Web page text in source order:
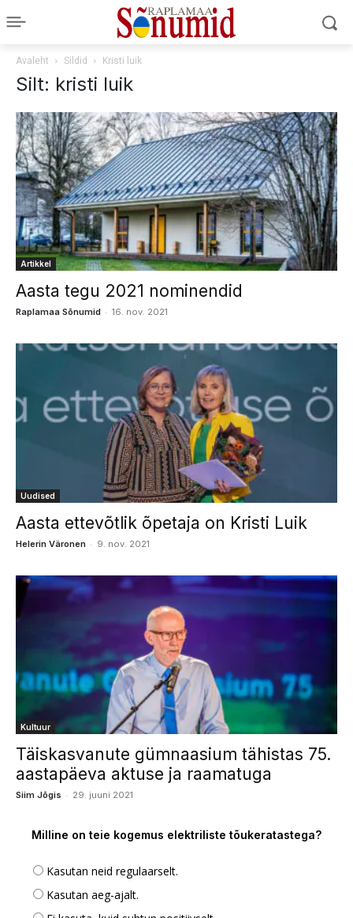
Avaleht Sildid Kristi luik
Silt: kristi luik
Artikkel
Aasta tegu 2021 nominendid
Raplamaa Sõnumid - 16. nov. 2021
Uudised
Aasta ettevõtlik õpetaja on Kristi Luik
Helerin Väronen - 9. nov. 2021
Kultuur
Täiskasvanute gümnaasium tähistas 75.
aastapäeva aktuse ja raamatuga
Siim Jõgis - 29. juuni 2021
Milline on teie kogemus elektriliste tõukeratastega?
Kasutan neid regulaarselt.
Kasutan aeg-ajalt.